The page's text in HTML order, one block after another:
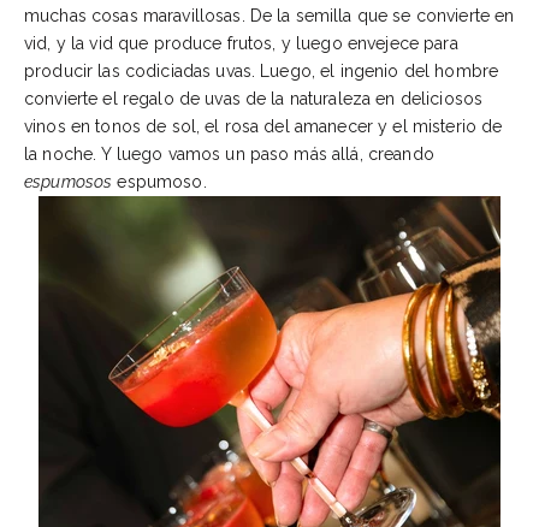
muchas cosas maravillosas. De la semilla que se convierte en
vid, y la vid que produce frutos, y luego envejece para
producir las codiciadas uvas. Luego, el ingenio del hombre
convierte el regalo de uvas de la naturaleza en deliciosos
vinos en tonos de sol, el rosa del amanecer y el misterio de
la noche. Y luego vamos un paso más allá, creando
espumosos espumoso.